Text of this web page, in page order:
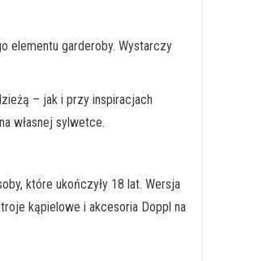
elementu garderoby. Wystarczy
– jak i przy inspiracjach
własnej sylwetce.
które ukończyły 18 lat. Wersja
kąpielowe i akcesoria Doppl na